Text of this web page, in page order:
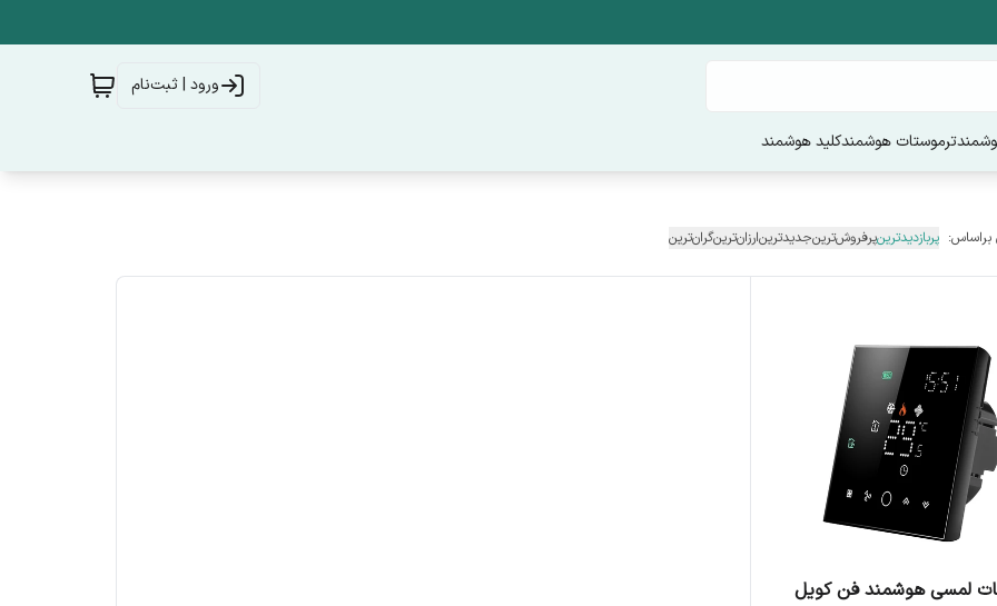
ورود | ثبت‌نام
ترموستات هوشمندکلید هوشمند
پربازدیدترینپرفروش‌ترینجدیدترینارزان‌ترینگران‌ترین
لمسی هوشمند فن کویل